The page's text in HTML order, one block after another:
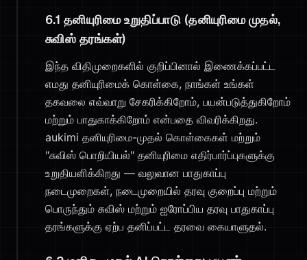
6.1 தனியுரிமை உறுதிப்பாடு (தனியுரிமை முதல்,
சுவிஸ் தரங்கள்)
இந்த விதிமுறைகளில் குறிப்பினால் இணைக்கப்பட்ட
எமது தனியுரிமைக் கொள்கை, நாங்கள் உங்கள்
தகவலை எவ்வாறு சேகரிக்கிறோம், பயன்படுத்துகிறோம்
மற்றும் பாதுகாக்கிறோம் என்பதை விவரிக்கிறது.
aukimi தனியுரிமை-முதல் கொள்கைகள் மற்றும்
"சுவிஸ் பொறியியல்" தனியுரிமை எதிர்பார்ப்புகளுக்கு
உறுதியளிக்கிறது — வலுவான பாதுகாப்பு
நடைமுறைகள், நடைமுறையில் தரவு குறைப்பு மற்றும்
பொருந்தும் சுவிஸ் மற்றும் ஐரோப்பிய தரவு பாதுகாப்பு
தரங்களுக்கு ஏற்ப தனிப்பட்ட தரவை கையாளுதல்.